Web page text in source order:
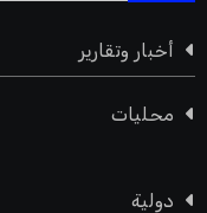
أخبار وتقارير
محليات
دولية